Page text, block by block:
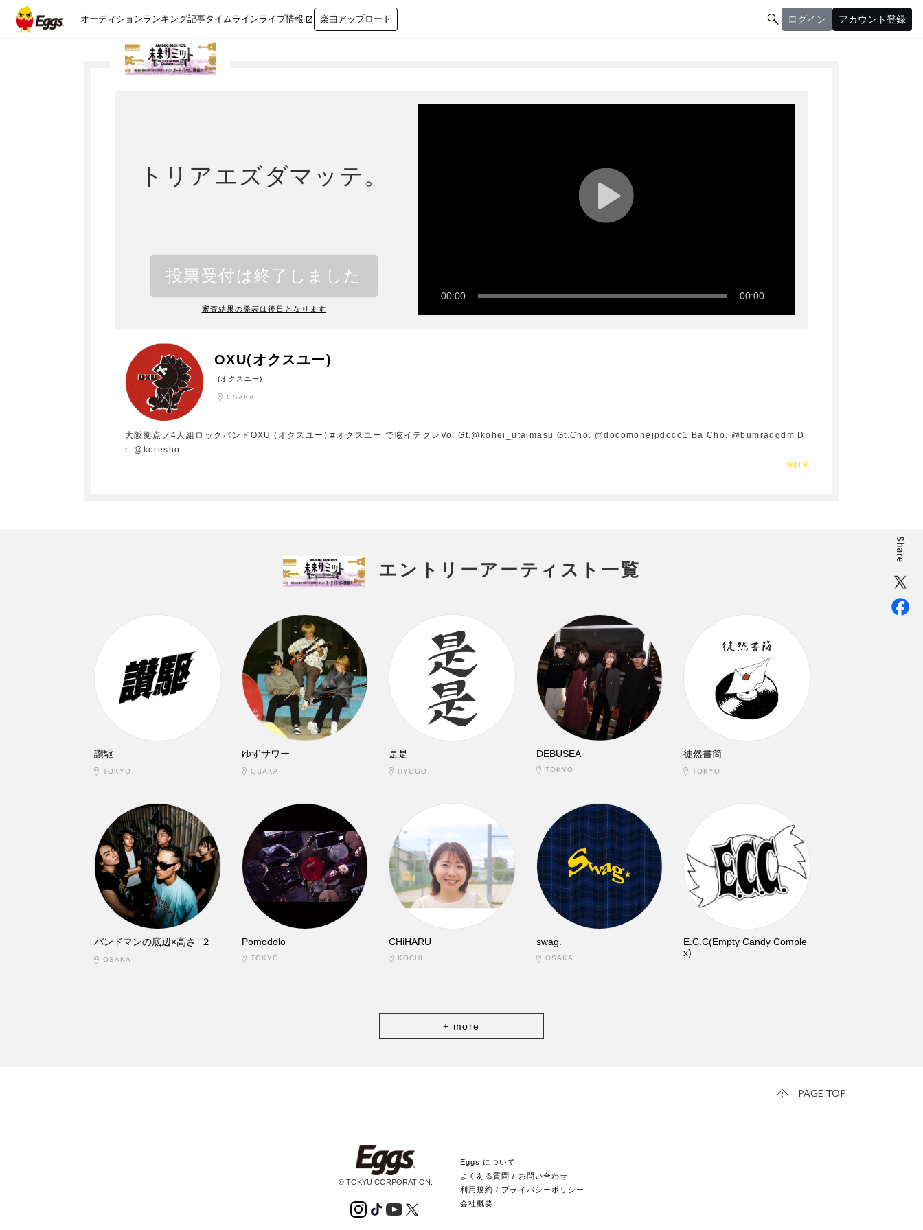
オーディションランキング記事タイムラインライブ情報  楽曲アップロード  ログイン アカウント登録
00:00 00:00
トリアエズダマッテ。
投票受付は終了しました
審査結果の発表は後日となります
OXU(オクスユー)
(オクスユー)
OSAKA
大阪拠点ノ4人組ロックバンドOXU (オクスユー) #オクスユー で呟イテクレVo. Gt.@kohei_utaimasu Gt.Cho. @docomonejpdoco1 Ba.Cho. @bumradgdm D
r. @koresho_ ...
more
エントリーアーティスト一覧
讃駆
TOKYO
ゆずサワー
OSAKA
是是
HYOGO
DEBUSEA
TOKYO
徒然書簡
TOKYO
バンドマンの底辺×高さ÷２
OSAKA
Pomodolo
TOKYO
CHiHARU
KOCHI
swag.
OSAKA
E.C.C(Empty Candy Comple
x)
+ more
PAGE TOP
© TOKYU CORPORATION.
Eggs について
よくある質問 / お問い合わせ
利用規約 / プライバシーポリシー
会社概要